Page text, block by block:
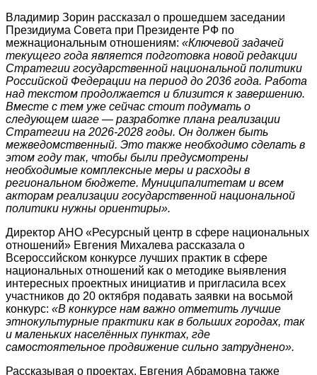
Владимир Зорин рассказал о прошедшем заседании
Президиума Совета при Президенте РФ по
межнациональным отношениям: «Ключевой задачей
текущего года является подготовка новой редакции
Стратегии государственной национальной политики
Российской Федерации на период до 2036 года. Работа
над текстом продолжается и близится к завершению.
Вместе с тем уже сейчас стоит подумать о
следующем шаге ― разработке плана реализации
Стратегии на 2026-2028 годы. Он должен быть
межведомственный. Это также необходимо сделать в
этом году так, чтобы были предусмотрены
необходимые комплексные меры и расходы в
региональном бюджете. Муниципалитетам и всем
акторам реализации государственной национальной
политики нужны ориентиры».
Директор АНО «Ресурсный центр в сфере национальных
отношений» Евгения Михалева рассказала о
Всероссийском конкурсе лучших практик в сфере
национальных отношений как о методике выявления
интересных проектных инициатив и пригласила всех
участников до 20 октября подавать заявки на восьмой
конкурс: «В конкурсе нам важно отметить лучшие
этнокультурные практики как в больших городах, так
и маленьких населённых пунктах, где
самостоятельное продвижение сильно затруднено».
Рассказывая о проектах, Евгения Абрамовна также